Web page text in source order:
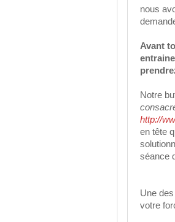
nous
Avant
Notre
http://
en tête
séance
Une
votre